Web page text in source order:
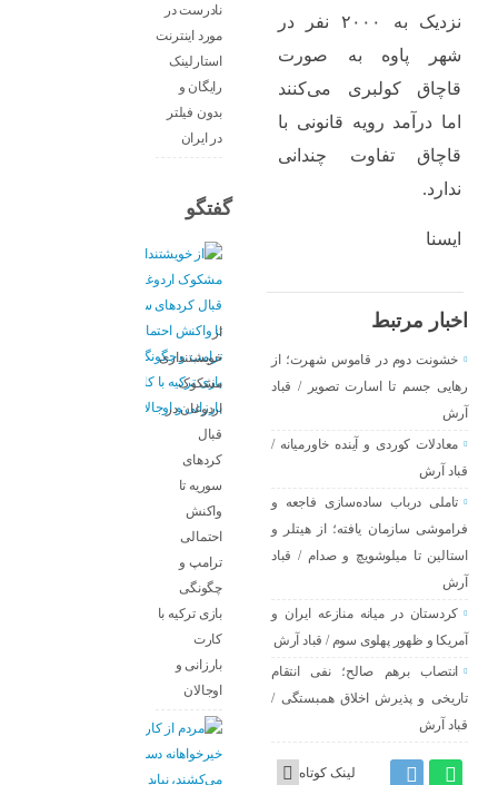
نزدیک به ۲۰۰۰ نفر در
شهر پاوه به صورت
قاچاق کولبری می‌کنند
اما درآمد رویه قانونی با
قاچاق تفاوت چندانی
ندارد.
ایسنا
اخبار مرتبط
خشونت دوم در قاموس شهرت؛ از
رهایی جسم تا اسارت تصویر / قباد
آرش
معادلات کوردی و آینده خاورمیانه /
قباد آرش
تاملی درباب سادەسازی فاجعە و
فراموشی سازمان یافتە؛ از هیتلر و
استالین تا میلوشویچ و صدام / قباد
آرش
کردستان در میانه منازعە ایران و
آمریکا و ظهور پهلوی سوم / قباد آرش
انتصاب برهم صالح؛ نفی انتقام
تاریخی و پذیرش اخلاق همبستگی /
قباد آرش
لینک کوتاه
نادرست در
مورد اینترنت
استارلینک
رایگان و
بدون فیلتر
در ایران
گفتگو
از
خویشتنداری
مشکوک
اردوغان در
قبال
کردهای
سوریه تا
واکنش
احتمالی
ترامپ و
چگونگی
بازی ترکیه با
کارت
بارزانی و
اوجالان